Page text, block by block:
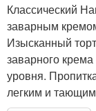
Классический
заварным
Изысканный
заварного
уровня.
легким и